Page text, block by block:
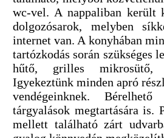
wc-vel. A nappaliban került
dolgozósarok, melyben
internet van. A konyhában
tartózkodás során szükséges
hűtő, grilles mikrosütő,
Igyekeztünk minden apró
vendégeinknek.
tárgyalások megtartására is.
mellett található zárt